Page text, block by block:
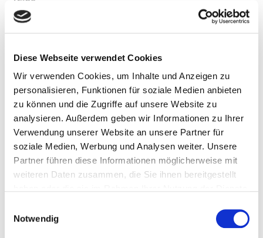
Diese Webseite verwendet Cookies
Wir verwenden Cookies, um Inhalte und Anzeigen zu
personalisieren, Funktionen für soziale Medien anbieten
zu können und die Zugriffe auf unsere Website zu
analysieren. Außerdem geben wir Informationen zu Ihrer
Verwendung unserer Website an unsere Partner für
soziale Medien, Werbung und Analysen weiter. Unsere
Partner führen diese Informationen möglicherweise mit
weiteren Daten zusammen, die Sie ihnen bereitgestellt
Notwendig
«Das EU-LIFE-Förderprogramm: Chancen und Ideen für
die Kreislaufwirtschaft»
Erfrischungspause
13:30
«Hilfreiche Tipps für Ihren erfolgreichen LIFE-
Projektantrag bei der EU»(Vortrag in englischer Sprache)
Fabio Leone, CINEA – European Climate, Infrastructure
and Environment Executive Agency
Reibmaterial-Recycling (Sustainable Friction Material